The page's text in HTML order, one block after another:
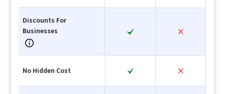
Discounts For
Businesses
No Hidden Cost